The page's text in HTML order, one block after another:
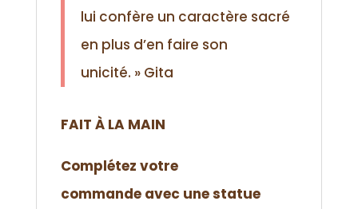
lui confère un caractère sacré
en plus d’en faire son
unicité. » Gita
FAIT À LA MAIN
Complétez votre
commande avec une statue